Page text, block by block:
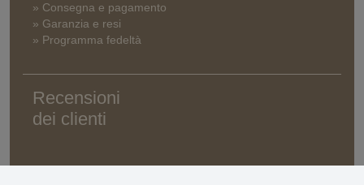
» Consegna e pagamento
» Garanzia e resi
» Programma fedeltà
Recensioni
dei clienti